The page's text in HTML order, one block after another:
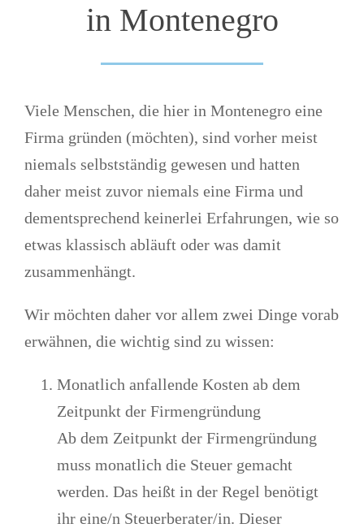
in Montenegro
Viele Menschen, die hier in Montenegro eine
Firma gründen (möchten), sind vorher meist
niemals selbstständig gewesen und hatten
daher meist zuvor niemals eine Firma und
dementsprechend keinerlei Erfahrungen, wie so
etwas klassisch abläuft oder was damit
zusammenhängt.
Wir möchten daher vor allem zwei Dinge vorab
erwähnen, die wichtig sind zu wissen:
Monatlich anfallende Kosten ab dem
Zeitpunkt der Firmengründung
Ab dem Zeitpunkt der Firmengründung
muss monatlich die Steuer gemacht
werden. Das heißt in der Regel benötigt
ihr eine/n Steuerberater/in. Dieser